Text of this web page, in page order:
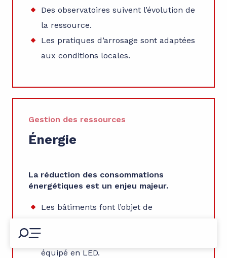
Des observatoires suivent l’évolution de
la ressource.
Les pratiques d’arrosage sont adaptées
aux conditions locales.
Gestion des ressources
Énergie
La réduction des consommations
énergétiques est un enjeu majeur.
Les bâtiments font l’objet de
équipé en LED.